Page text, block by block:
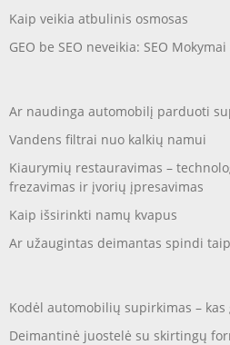
Kaip veikia atbulinis osmosas
GEO be SEO neveikia: SEO
Ar naudinga automobilį parduoti
Vandens filtrai nuo kalkių namui
Kiaurymių restauravimas –
frezavimas ir įvorių įpresavimas
Kaip išsirinkti namų kvapus
Ar užaugintas deimantas spindi
Kodėl automobilių supirkimas – kas
Deimantinė juostelė su skirtingų